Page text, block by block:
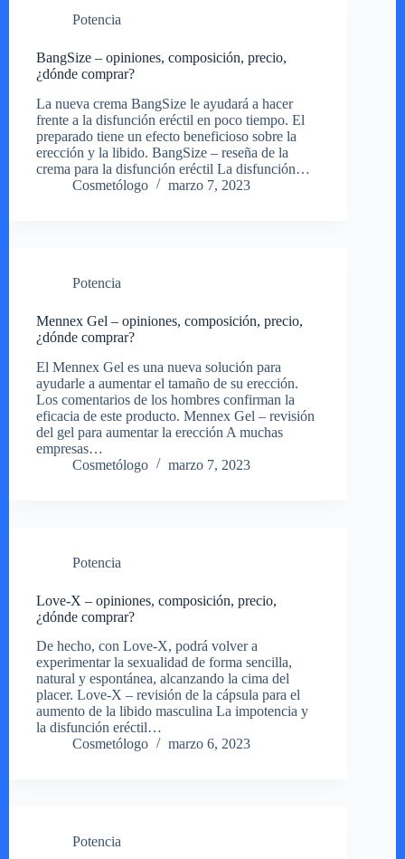
Potencia
BangSize – opiniones, composición, precio,
¿dónde comprar?
La nueva crema BangSize le ayudará a hacer
frente a la disfunción eréctil en poco tiempo. El
preparado tiene un efecto beneficioso sobre la
erección y la libido. BangSize – reseña de la
crema para la disfunción eréctil La disfunción…
Cosmetólogo
marzo 7, 2023
Potencia
Mennex Gel – opiniones, composición, precio,
¿dónde comprar?
El Mennex Gel es una nueva solución para
ayudarle a aumentar el tamaño de su erección.
Los comentarios de los hombres confirman la
eficacia de este producto. Mennex Gel – revisión
del gel para aumentar la erección A muchas
empresas…
Cosmetólogo
marzo 7, 2023
Potencia
Love-X – opiniones, composición, precio,
¿dónde comprar?
De hecho, con Love-X, podrá volver a
experimentar la sexualidad de forma sencilla,
natural y espontánea, alcanzando la cima del
placer. Love-X – revisión de la cápsula para el
aumento de la libido masculina La impotencia y
la disfunción eréctil…
Cosmetólogo
marzo 6, 2023
Potencia